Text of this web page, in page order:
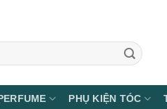
PHỤ KIỆN TÓC